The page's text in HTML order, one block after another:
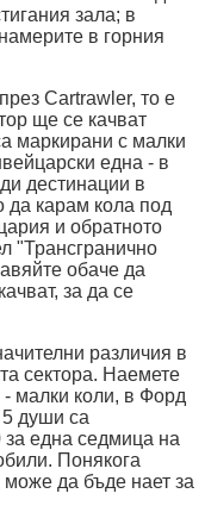
зала; в
в горния
Cartrawler, то е
ще се качват
маркирани с малки
една - в
дестинации в
да карам кола под
и обратното
"Трансгранично
обаче да
за да се
различия в
сектора. Наемете
малки коли, в Форд
5 души са
за една седмица на
Понякога
да бъде нает за